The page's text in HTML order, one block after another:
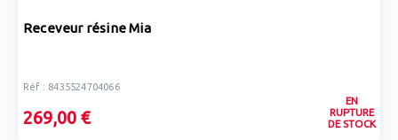
Receveur résine Mia
Réf : 8435524704066
269,00 €
EN
RUPTURE
DE STOCK